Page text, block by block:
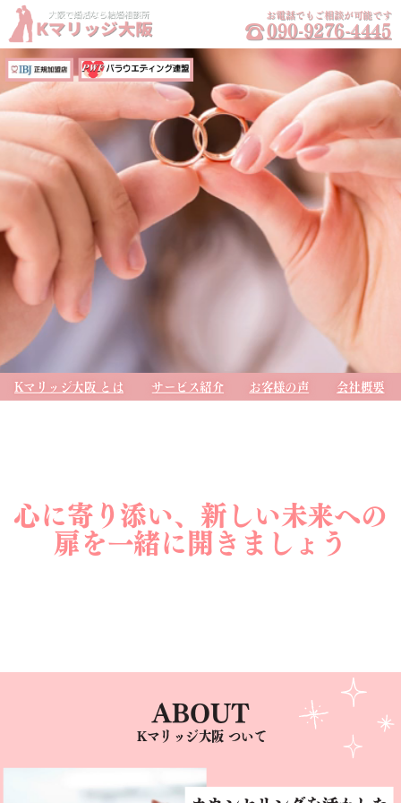
Kマリッジ大阪 とは サービス紹介 お客様の声 会社概要
090-9276-4445
お電話でもご相談が可能です
☎
心に寄り添い、新しい未来への
扉を一緒に開きましょう
Kマリッジ大阪 ついて
ABOUT